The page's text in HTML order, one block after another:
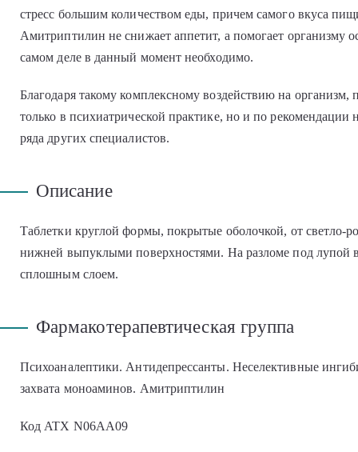
стресс большим количеством еды, причем самого вкуса
Амитриптилин не снижает аппетит, а помогает организму
самом деле в данный момент необходимо.
Благодаря такому комплексному воздействию на организм,
только в психиатрической практике, но и по рекомендации
ряда других специалистов.
Описание
Таблетки круглой формы, покрытые оболочкой, от светло-
нижней выпуклыми поверхностями. На разломе под лупой
сплошным слоем.
Фармакотерапевтическая группа
Психоаналептики. Антидепрессанты. Неселективные
захвата моноаминов. Амитриптилин
Код ATХ N06AA09